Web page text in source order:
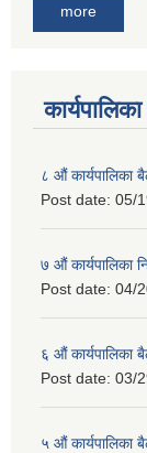
more
८ औं कार्यपालिका
Post date: 05/
७ औं कार्यपालिका
Post date: 04/
६ औं कार्यपालिका
Post date: 03/
५ औं कार्यपालिका